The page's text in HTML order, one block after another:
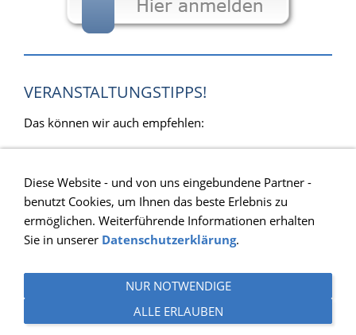
VERANSTALTUNGSTIPPS!
Das können wir auch empfehlen:
Impressum
Datenschutzerklärung
Aufnahmeantrag
Erklärung zur Barrierefreiheit
Diese Website - und von uns eingebundene Partner -
benutzt Cookies, um Ihnen das beste Erlebnis zu
ermöglichen. Weiterführende Informationen erhalten
Sie in unserer Datenschutzerklärung.
NUR NOTWENDIGE
ALLE ERLAUBEN